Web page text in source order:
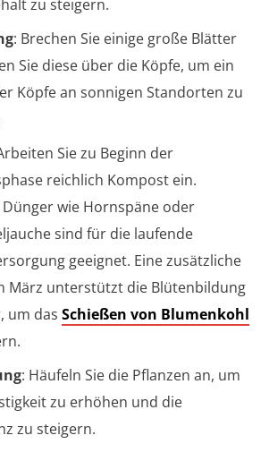
zu steigern.
: Brechen Sie einige große Blätter
Sie diese über die Köpfe, um ein
Köpfe an sonnigen Standorten zu
Sie zu Beginn der
reichlich Kompost ein.
wie Hornspäne oder
sind für die laufende
geeignet. Eine zusätzliche
März unterstützt die Blütenbildung
um das Schießen von Blumenkohl
: Häufeln Sie die Pflanzen an, um
zu erhöhen und die
zu steigern.